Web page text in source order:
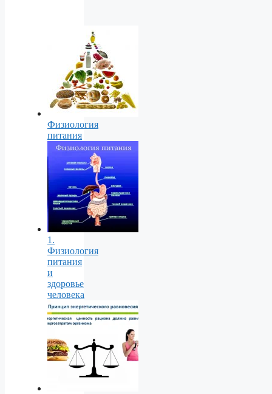
Физиология
питания
1.
Физиология
питания
и
здоровье
человека